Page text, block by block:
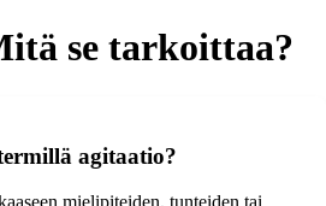
se tarkoittaa?
agitaatio?